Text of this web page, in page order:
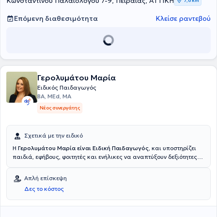
Επόμενη διαθεσιμότητα Κλείσε ραντεβού
Γερολυμάτου Μαρία
Ειδικός Παιδαγωγός
BA, MEd, ΜΑ
Νέος συνεργάτης
Σχετικά με την ειδικό
Η Γερολυμάτου Μαρία είναι Ειδική Παιδαγωγός, και υποστηρίζει
παιδιά, εφήβους, φοιτητές και ενήλικες να αναπτύξουν δεξιότητες
διαχείρισης χρόνου, προσαρμογής, διαχείρισης προβλημάτων και
συμπεριφοράς ώστε να ανταποκρίνονται με μεγαλύτερη
αυτοπεποίθηση και αυτονομία στις απαιτήσεις του σχολείου, των
σπουδών και της καθημερινής ζωής. Διαθέτει ευρείαεπιστημονική
Απλή επίσκεψη
Δες το κόστος